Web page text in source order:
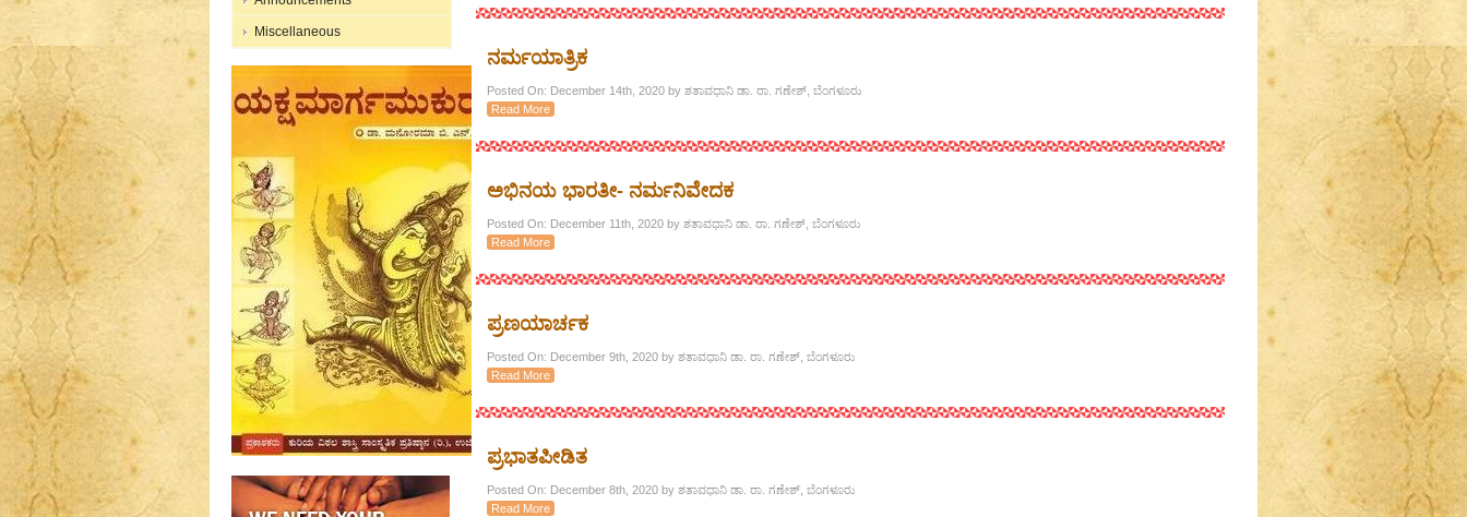
Miscellaneous
ನರ್ಮಯಾತ್ರಿಕ
Posted On: December 14th, 2020 by ಶತಾವಧಾನಿ ಡಾ. ರಾ. ಗಣೇಶ್, ಬೆಂಗಳೂರು
Read More
ಅಭಿನಯ ಭಾರತೀ- ನರ್ಮನಿವೇದಕ
Posted On: December 11th, 2020 by ಶತಾವಧಾನಿ ಡಾ. ರಾ. ಗಣೇಶ್, ಬೆಂಗಳೂರು
Read More
ಪ್ರಣಯಾರ್ಚಕ
Posted On: December 9th, 2020 by ಶತಾವಧಾನಿ ಡಾ. ರಾ. ಗಣೇಶ್, ಬೆಂಗಳೂರು
Read More
ಪ್ರಭಾತಪೀಡಿತ
Posted On: December 8th, 2020 by ಶತಾವಧಾನಿ ಡಾ. ರಾ. ಗಣೇಶ್, ಬೆಂಗಳೂರು
Read More